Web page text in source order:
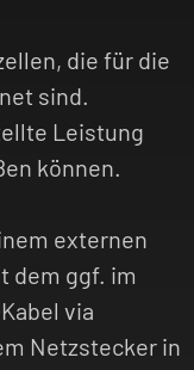
die für die
sind.
Leistung
können.
externen
dem ggf. im
via
Netzstecker in